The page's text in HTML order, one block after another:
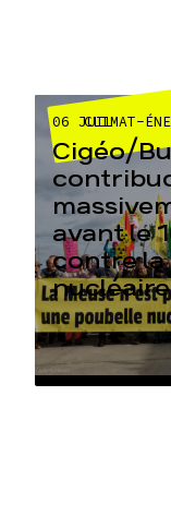
CLIMAT-
06 JUIL
Cigéo/
avant le
contre la
nucléaire